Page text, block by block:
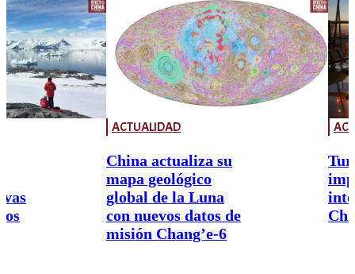
ACTUALIDAD
China actualiza su
mapa geológico
global de la Luna
con nuevos datos de
misión Chang’e-6